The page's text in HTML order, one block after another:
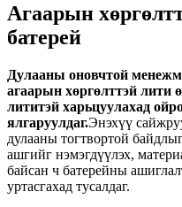
Агаарын
батерей
Дулааны оновчтой
агаарын хөргөлттэй лити
лититэй харьцуулахад
ялгаруулдаг.Энэхүү
дулааны тогтвортой
ашгийг нэмэгдүүлэх,
байсан ч батерейны
уртасгахад тусалдаг.